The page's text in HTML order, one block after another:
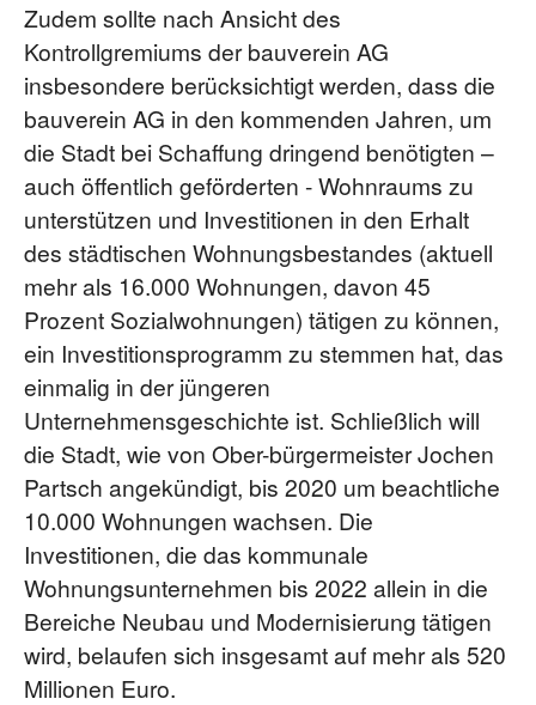
Zudem sollte nach Ansicht des
Kontrollgremiums der bauverein AG
insbesondere berücksichtigt werden, dass die
bauverein AG in den kommenden Jahren, um
die Stadt bei Schaffung dringend benötigten –
auch öffentlich geförderten - Wohnraums zu
unterstützen und Investitionen in den Erhalt
des städtischen Wohnungsbestandes (aktuell
mehr als 16.000 Wohnungen, davon 45
Prozent Sozialwohnungen) tätigen zu können,
ein Investitionsprogramm zu stemmen hat, das
einmalig in der jüngeren
Unternehmensgeschichte ist. Schließlich will
die Stadt, wie von Ober-bürgermeister Jochen
Partsch angekündigt, bis 2020 um beachtliche
10.000 Wohnungen wachsen. Die
Investitionen, die das kommunale
Wohnungsunternehmen bis 2022 allein in die
Bereiche Neubau und Modernisierung tätigen
wird, belaufen sich insgesamt auf mehr als 520
Millionen Euro.